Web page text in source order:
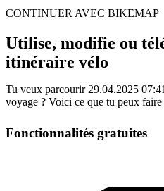
CONTINUER AVEC BIKEMAP
Utilise, modifie ou
itinéraire vélo
Tu veux parcourir 29.04.2025
voyage ? Voici ce que tu peux
Fonctionnalités gratuites